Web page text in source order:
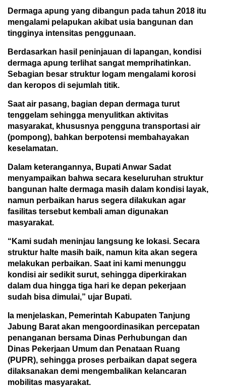
Dermaga apung yang dibangun pada tahun 2018 itu
mengalami pelapukan akibat usia bangunan dan
tingginya intensitas penggunaan.
Berdasarkan hasil peninjauan di lapangan, kondisi
dermaga apung terlihat sangat memprihatinkan.
Sebagian besar struktur logam mengalami korosi
dan keropos di sejumlah titik.
Saat air pasang, bagian depan dermaga turut
tenggelam sehingga menyulitkan aktivitas
masyarakat, khususnya pengguna transportasi air
(pompong), bahkan berpotensi membahayakan
keselamatan.
Dalam keterangannya, Bupati Anwar Sadat
menyampaikan bahwa secara keseluruhan struktur
bangunan halte dermaga masih dalam kondisi layak,
namun perbaikan harus segera dilakukan agar
fasilitas tersebut kembali aman digunakan
masyarakat.
“Kami sudah meninjau langsung ke lokasi. Secara
struktur halte masih baik, namun kita akan segera
melakukan perbaikan. Saat ini kami menunggu
kondisi air sedikit surut, sehingga diperkirakan
dalam dua hingga tiga hari ke depan pekerjaan
sudah bisa dimulai,” ujar Bupati.
Ia menjelaskan, Pemerintah Kabupaten Tanjung
Jabung Barat akan mengoordinasikan percepatan
penanganan bersama Dinas Perhubungan dan
Dinas Pekerjaan Umum dan Penataan Ruang
(PUPR), sehingga proses perbaikan dapat segera
dilaksanakan demi mengembalikan kelancaran
mobilitas masyarakat.